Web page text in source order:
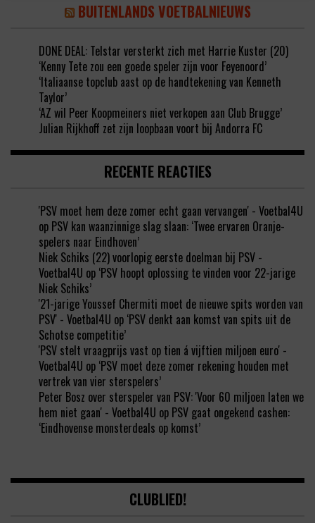
BUITENLANDS VOETBALNIEUWS
DONE DEAL: Telstar versterkt zich met Harrie Kuster (20)
‘Kenny Tete zou een goede speler zijn voor Feyenoord’
‘Italiaanse topclub aast op de handtekening van Kenneth
Taylor’
‘AZ wil Peer Koopmeiners niet verkopen aan Club Brugge’
Julian Rijkhoff zet zijn loopbaan voort bij Andorra FC
RECENTE REACTIES
'PSV moet hem deze zomer echt gaan vervangen' - Voetbal4U
op PSV kan waanzinnige slag slaan: ‘Twee ervaren Oranje-
spelers naar Eindhoven’
Niek Schiks (22) voorlopig eerste doelman bij PSV -
Voetbal4U op ‘PSV hoopt oplossing te vinden voor 22-jarige
Niek Schiks’
'21-jarige Youssef Chermiti moet de nieuwe spits worden van
PSV' - Voetbal4U op ‘PSV denkt aan komst van spits uit de
Schotse competitie’
'PSV stelt vraagprijs vast op tien á vijftien miljoen euro' -
Voetbal4U op ‘PSV moet deze zomer rekening houden met
vertrek van vier sterspelers’
Peter Bosz over sterspeler van PSV: 'Voor 60 miljoen laten we
hem niet gaan' - Voetbal4U op PSV gaat ongekend cashen:
‘Eindhovense monsterdeals op komst’
CLUBLIED!